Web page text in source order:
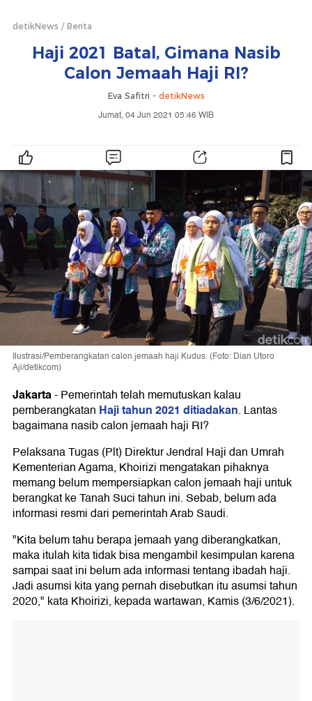
detikNews Berita
Haji 2021 Batal, Gimana Nasib
Calon Jemaah Haji RI?
Eva Safitri - detikNews
Jumat, 04 Jun 2021 05:46 WIB
Ilustrasi/Pemberangkatan calon jemaah haji Kudus. (Foto: Dian Utoro
Aji/detikcom)
Jakarta-Pemerintah telah memutuskan kalau
pemberangkatan Haji tahun 2021 ditiadakan. Lantas
bagaimana nasib calon jemaah haji RI?
Pelaksana Tugas (Plt) Direktur Jendral Haji dan Umrah
Kementerian Agama, Khoirizi mengatakan pihaknya
memang belum mempersiapkan calon jemaah haji untuk
berangkat ke Tanah Suci tahun ini. Sebab, belum ada
informasi resmi dari pemerintah Arab Saudi.
"Kita belum tahu berapa jemaah yang diberangkatkan,
maka itulah kita tidak bisa mengambil kesimpulan karena
sampai saat ini belum ada informasi tentang ibadah haji.
Jadi asumsi kita yang pernah disebutkan itu asumsi tahun
2020," kata Khoirizi, kepada wartawan, Kamis (3/6/2021).